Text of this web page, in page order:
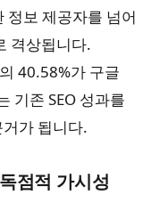
정보 제공자를 넘어
격상됩니다.
40.58%가 구글
기존 SEO 성과를
가 됩니다.
점적 가시성